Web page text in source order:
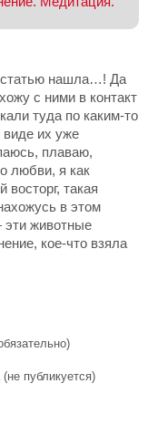
статью нашла…! Да
с ними в контакт
туда по каким-то
их уже
плаваю,
любви, я как
такая
в этом
эти животные
кое-что взяла
(не публикуется)